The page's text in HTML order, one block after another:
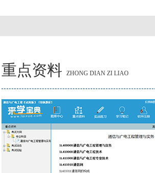
重点资料 ZHONG DIAN ZI LIAO